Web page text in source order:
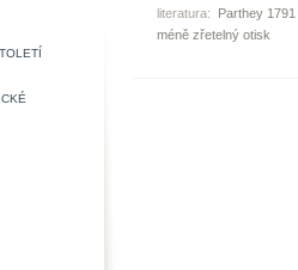
literatura:
Parthey 1791
méně zřetelný otisk